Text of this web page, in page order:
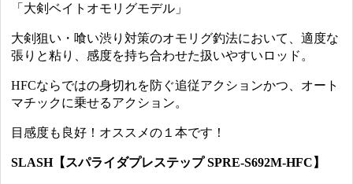
「大剣ベイトオモリグモデル」
大剣狙い・喰い渋り対策のオモリグ釣法において、適度な
張りと粘り、感度を持ち合わせた扱いやすいロッド。
HFCならではの身切れを防ぐ追従アクションかつ、オート
マチックに乗せるアクション。
目感度も良好！オススメの１本です！
SLASH【スパライダプレステップ SPRE-S692M-HFC】